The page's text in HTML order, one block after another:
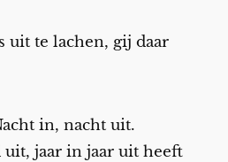
uit te lachen, gij daar
in, nacht uit.
jaar in jaar uit heeft